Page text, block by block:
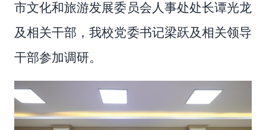
市文化和旅游发展委员会人事处处长谭光龙
及相关干部，我校党委书记梁跃及相关领导
干部参加调研。